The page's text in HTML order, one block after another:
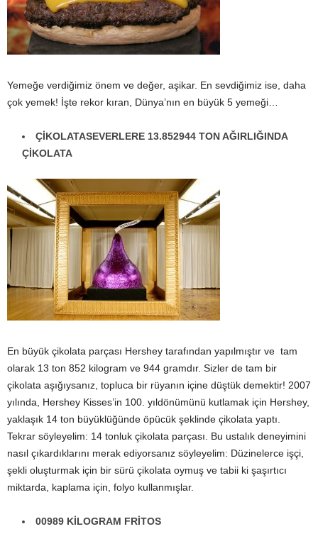
Yemeğe verdiğimiz önem ve değer, aşikar. En sevdiğimiz ise, daha
çok yemek! İşte rekor kıran, Dünya’nın en büyük 5 yemeği…
ÇİKOLATASEVERLERE 13.852944 TON AĞIRLIĞINDA
ÇİKOLATA
En büyük çikolata parçası Hershey tarafından yapılmıştır ve tam
olarak 13 ton 852 kilogram ve 944 gramdır. Sizler de tam bir
çikolata aşığıysanız, topluca bir rüyanın içine düştük demektir! 2007
yılında, Hershey Kisses’in 100. yıldönümünü kutlamak için Hershey,
yaklaşık 14 ton büyüklüğünde öpücük şeklinde çikolata yaptı.
Tekrar söyleyelim: 14 tonluk çikolata parçası. Bu ustalık deneyimini
nasıl çıkardıklarını merak ediyorsanız söyleyelim: Düzinelerce işçi,
şekli oluşturmak için bir sürü çikolata oymuş ve tabii ki şaşırtıcı
miktarda, kaplama için, folyo kullanmışlar.
00989 KİLOGRAM FRİTOS